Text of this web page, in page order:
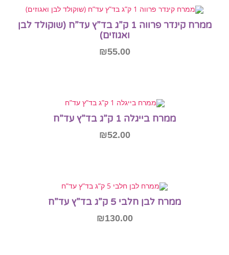
ממרח קינדר פרווה 1 ק”ג בד”ץ עד”ח (שוקולד לבן
ואגוזים)
₪55.00
ממרח בייגלה 1 ק”ג בד”ץ עד”ח
₪52.00
ממרח לבן חלבי 5 ק”ג בד”ץ עד”ח
₪130.00